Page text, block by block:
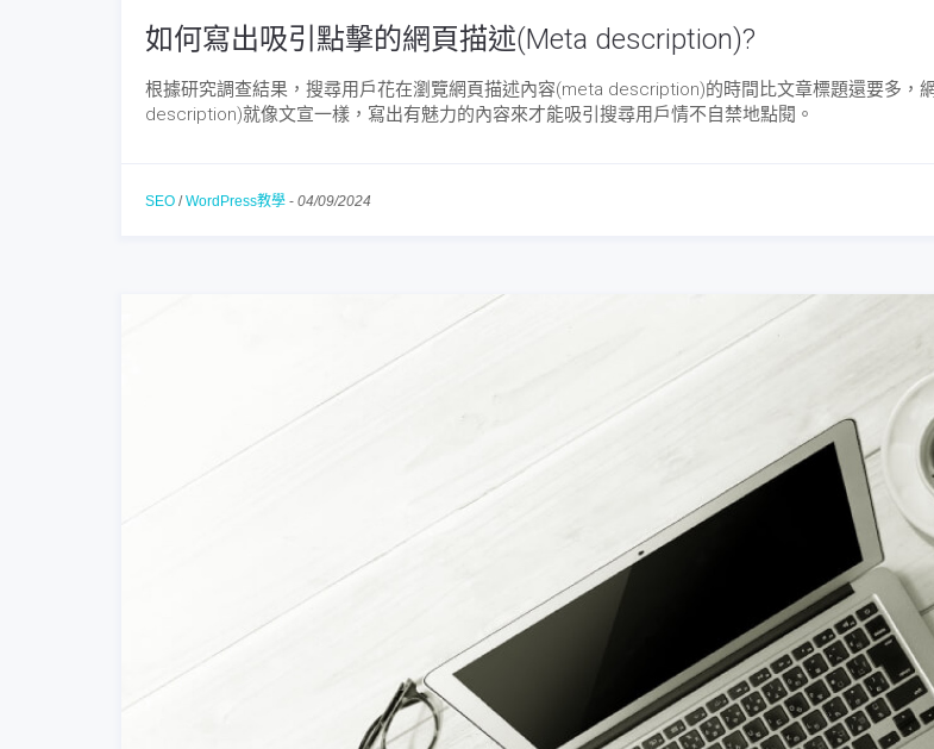
如何寫出吸引點擊的網頁描述(Meta description)?
根據研究調查結果，搜尋用戶花在瀏覽網頁描述內容(meta description)的時間比文章標題還要多，
description)就像文宣一樣，寫出有魅力的內容來才能吸引搜尋用戶情不自禁地點閱。
SEO /WordPress教學 - 04/09/2024